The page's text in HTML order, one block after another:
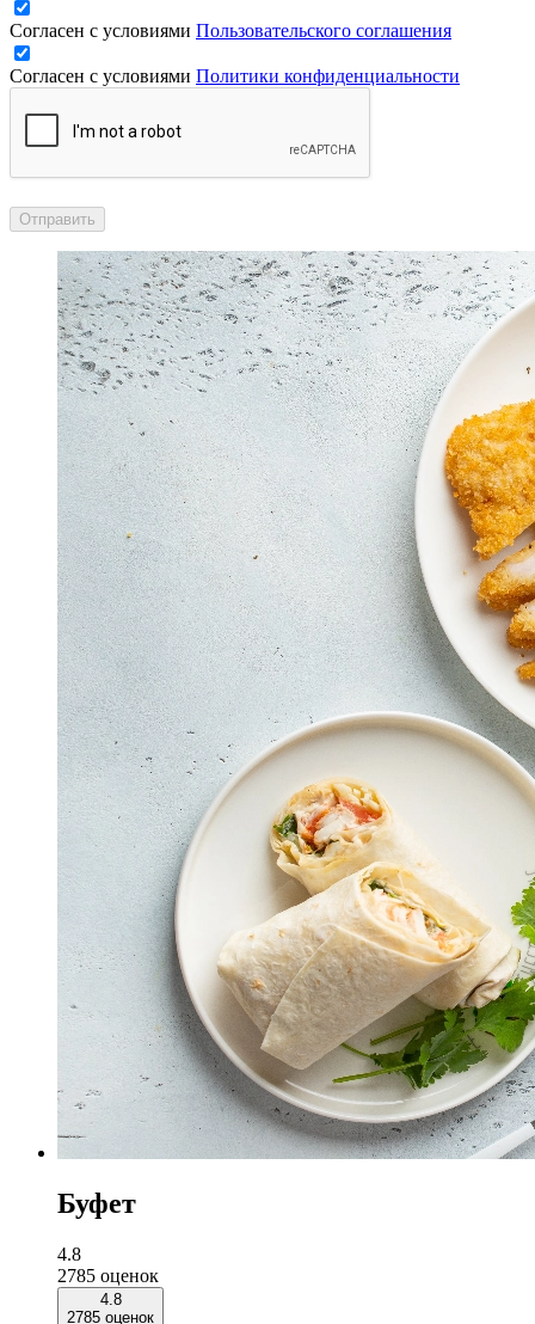
Согласен с условиями Пользовательского соглашения
Согласен с условиями Политики конфиденциальности
Отправить
Буфет
4.8
2785 оценок
4.8
2785 оценок